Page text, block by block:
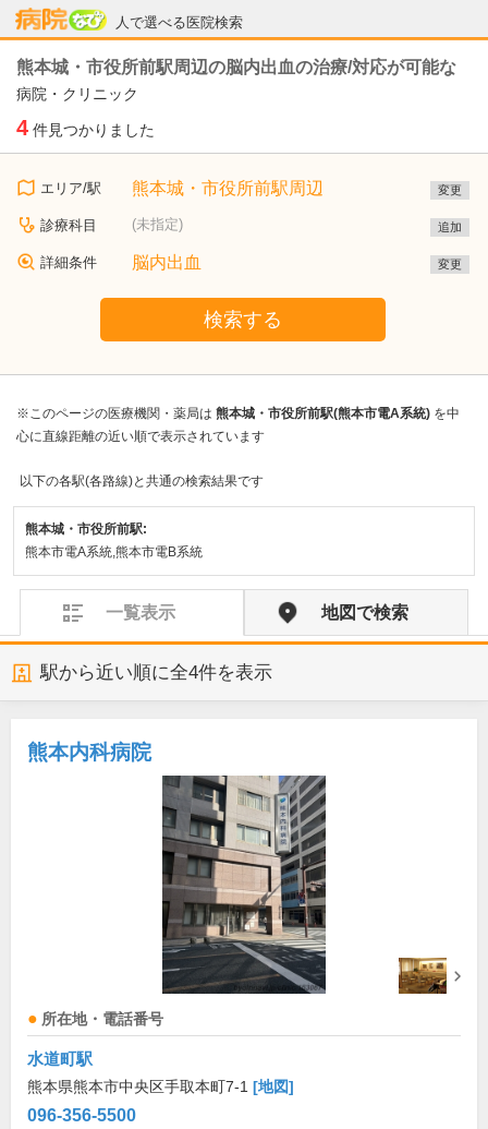
人で選べる医院検索
病院なび
熊本城・市役所前駅周辺の脳内出血の治療/対応が可能な
病院・クリニック
4 件見つかりました
エリア/駅 熊本城・市役所前駅周辺 変更
診療科目 (未指定) 追加
詳細条件 脳内出血 変更
検索する
※このページの医療機関・薬局は 熊本城・市役所前駅(熊本市電A系統) を中
心に直線距離の近い順で表示されています
以下の各駅(各路線)と共通の検索結果です
熊本城・市役所前駅:
熊本市電A系統,熊本市電B系統
一覧表示 地図で検索
駅から近い順に全4件を表示
熊本内科病院
所在地・電話番号
水道町駅
熊本県熊本市中央区手取本町7-1 [地図]
096-356-5500